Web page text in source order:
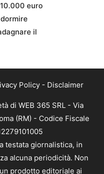
euro
il
Policy - Disclaimer
di WEB 365 SRL - Via
(RM) - Codice Fiscale
testata giornalistica, in
alcuna periodicità. Non
prodotto editoriale ai